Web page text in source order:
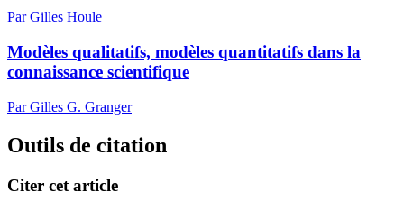
Par Gilles Houle
Modèles qualitatifs, modèles quantitatifs dans la
connaissance scientifique
Par Gilles G. Granger
Outils de citation
Citer cet article